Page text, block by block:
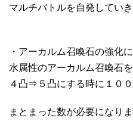
マルチバトルを自発していき
・アーカルム召喚石の強化
水属性のアーカルム召喚石を
４凸⇒５凸にする時に１００
まとまった数が必要になり